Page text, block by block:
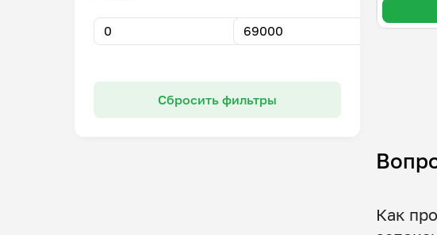
Сбросить фильтры
Как